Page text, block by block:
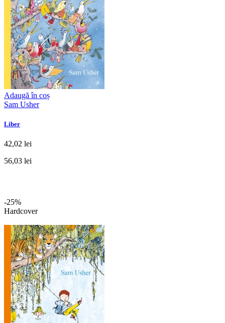
Adaugă în coș
Sam Usher
Liber
42,02 lei
56,03 lei
-25%
Hardcover